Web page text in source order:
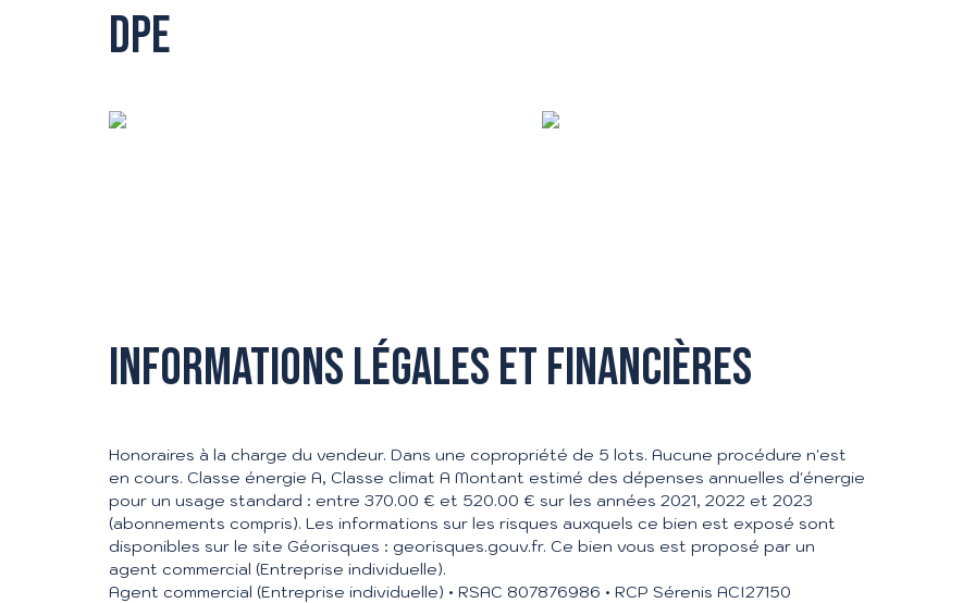
DPE
Informations légales et financières
Honoraires à la charge du vendeur. Dans une copropriété de 5 lots. Aucune procédure n'est
en cours. Classe énergie A, Classe climat A Montant estimé des dépenses annuelles d'énergie
pour un usage standard : entre 370.00 € et 520.00 € sur les années 2021, 2022 et 2023
(abonnements compris). Les informations sur les risques auxquels ce bien est exposé sont
disponibles sur le site Géorisques : georisques.gouv.fr. Ce bien vous est proposé par un
agent commercial (Entreprise individuelle).
Agent commercial (Entreprise individuelle) • RSAC 807876986 • RCP Sérenis ACI27150